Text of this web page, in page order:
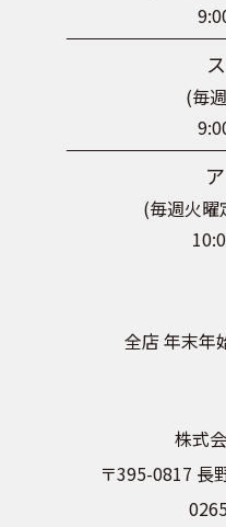
(毎
(毎週火曜
全店 年末年
株式
〒395-0817 長